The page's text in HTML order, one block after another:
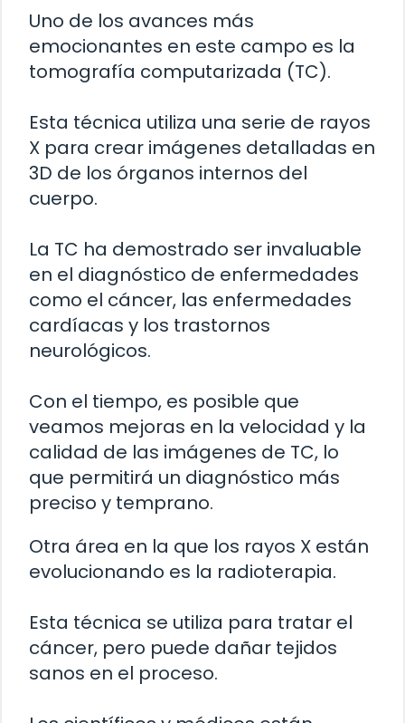
Uno de los avances más
emocionantes en este campo es la
tomografía computarizada (TC).
Esta técnica utiliza una serie de rayos
X para crear imágenes detalladas en
3D de los órganos internos del
cuerpo.
La TC ha demostrado ser invaluable
en el diagnóstico de enfermedades
como el cáncer, las enfermedades
cardíacas y los trastornos
neurológicos.
Con el tiempo, es posible que
veamos mejoras en la velocidad y la
calidad de las imágenes de TC, lo
que permitirá un diagnóstico más
preciso y temprano.
Otra área en la que los rayos X están
evolucionando es la radioterapia.
Esta técnica se utiliza para tratar el
cáncer, pero puede dañar tejidos
sanos en el proceso.